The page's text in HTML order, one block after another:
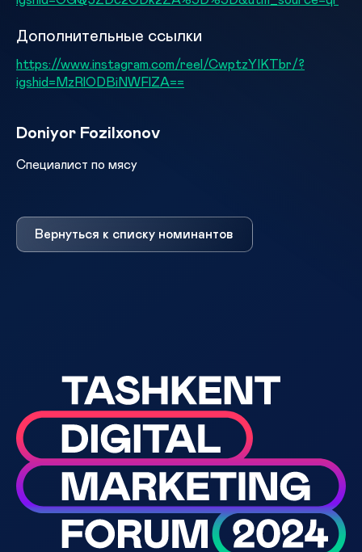
Дополнительные ссылки
https://www.instagram.com/reel/CwptzYIKTbr/?
igshid=MzRlODBiNWFlZA==
Doniyor Fozilxonov
Специалист по мясу
Вернуться к списку номинантов